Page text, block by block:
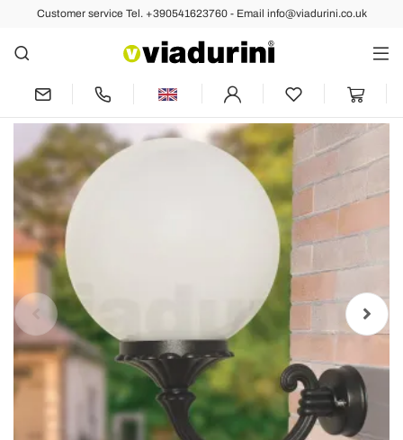
Customer service Tel. +390541623760 - Email info@viadurini.co.uk
Back Previous Next
Outdoor Wall Lamp in Aluminum with
Opal Acrylic Sphere - Trovaanthracite